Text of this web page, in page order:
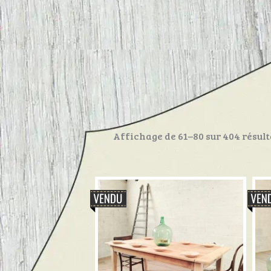
Affichage de 61–80 sur 404